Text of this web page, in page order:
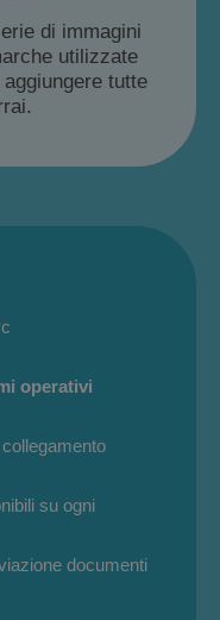
di immagini
utilizzate
tutte
operativi
su ogni
documenti